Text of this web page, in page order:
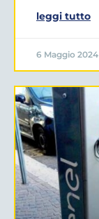
leggi tutto
6 Maggio 2024